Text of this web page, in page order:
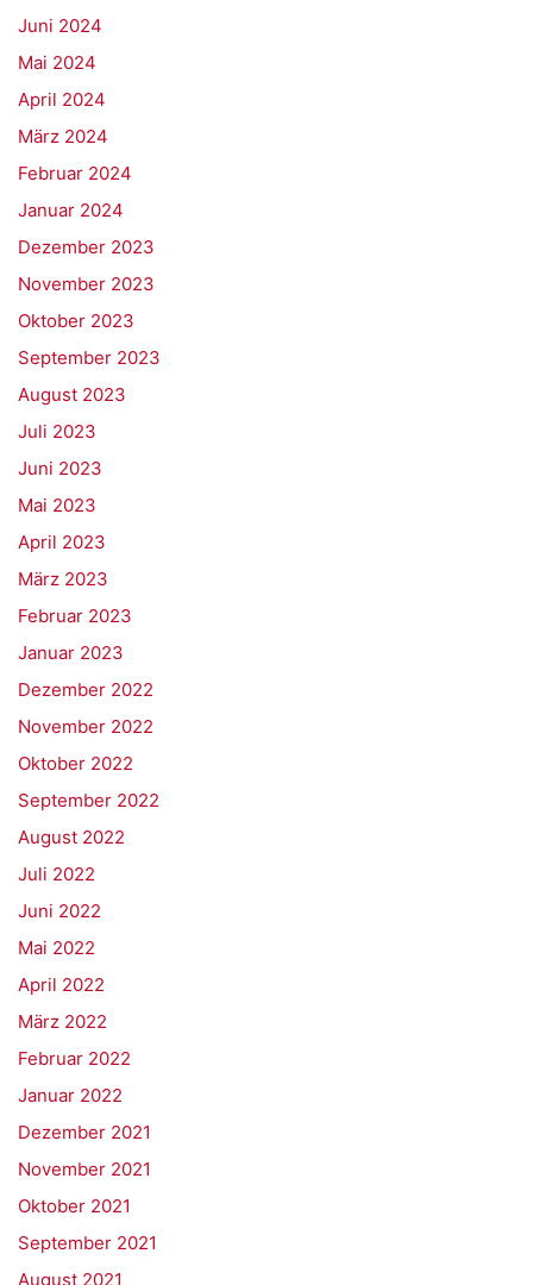
Juni 2024
Mai 2024
April 2024
März 2024
Februar 2024
Januar 2024
Dezember 2023
November 2023
Oktober 2023
September 2023
August 2023
Juli 2023
Juni 2023
Mai 2023
April 2023
März 2023
Februar 2023
Januar 2023
Dezember 2022
November 2022
Oktober 2022
September 2022
August 2022
Juli 2022
Juni 2022
Mai 2022
April 2022
März 2022
Februar 2022
Januar 2022
Dezember 2021
November 2021
Oktober 2021
September 2021
August 2021